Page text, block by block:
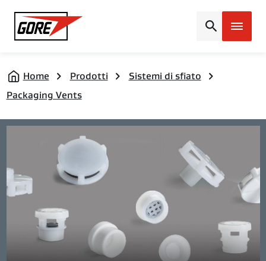
Gore
Home Prodotti
Sistemi di sfiato
Packaging Vents